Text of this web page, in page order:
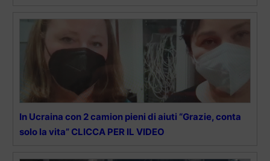
In Ucraina con 2 camion pieni di aiuti “Grazie, conta
solo la vita” CLICCA PER IL VIDEO